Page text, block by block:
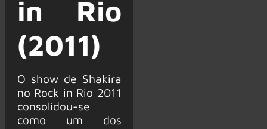
in Rio
(2011)
O show de Shakira
no Rock in Rio 2011
consolidou-se
como um dos